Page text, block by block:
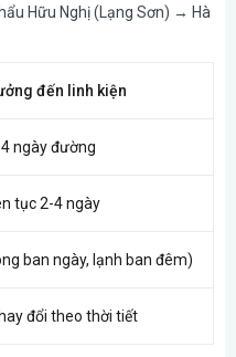
Hữu Nghị (Lạng Sơn) → Hà
đến linh kiện
ngày đường
tục 2-4 ngày
ban ngày, lạnh ban đêm)
đổi theo thời tiết